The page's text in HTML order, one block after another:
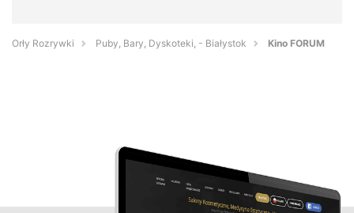
Orły Rozrywki Puby, Bary, Dyskoteki, - Białystok Kino FORUM